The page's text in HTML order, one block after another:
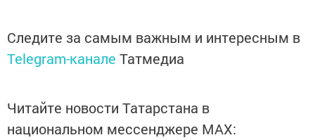
Следите за самым важным и интересным в
Telegram-канале Татмедиа
Читайте новости Татарстана в
национальном мессенджере MАХ: